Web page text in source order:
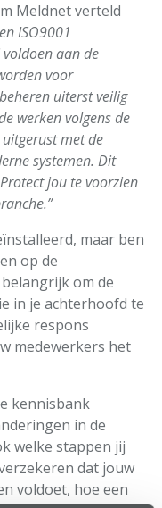
Meldnet verteld
ISO9001
aan de
voor
uiterst veilig
werken volgens de
met de
systemen. Dit
jou te voorzien
maar ben
op de
om de
in je achterhoofd te
respons
medewerkers het
kennisbank
in de
welke stappen jij
dat jouw
voldoet, hoe een